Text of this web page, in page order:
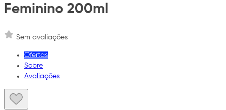
Feminino 200ml
Sem avaliações
Ofertas
Sobre
Avaliações